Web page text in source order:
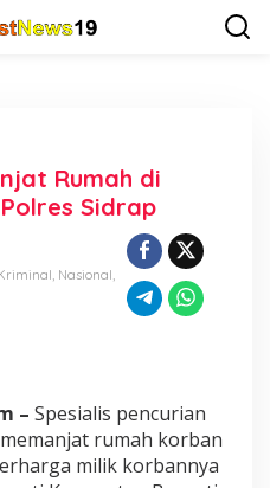
Rumah di
Sidrap
, Nasional,
– Spesialis pencurian
rumah korban
milik korbannya